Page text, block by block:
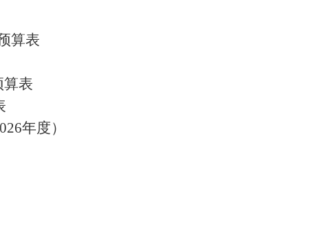
算表
算表
年度）